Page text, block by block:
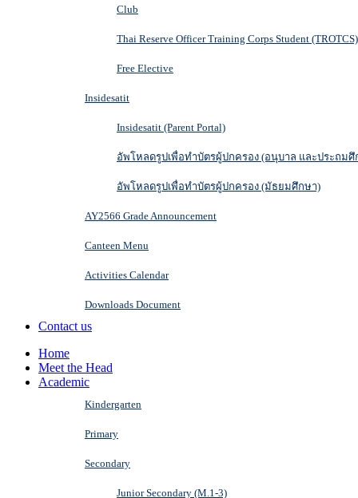
Club
Thai Reserve Officer Training Corps Student (TROTCS)
Free Elective
Insidesatit
Insidesatit (Parent Portal)
อัพโหลดรูปเพื่อทำบัตรผู้ปกครอง (อนุบาล และประถมศึ
อัพโหลดรูปเพื่อทำบัตรผู้ปกครอง (มัธยมศึกษา)
AY2566 Grade Announcement
Canteen Menu
Activities Calendar
Downloads Document
Contact us
Home
Meet the Head
Academic
Kindergarten
Primary
Secondary
Junior Secondary (M.1-3)